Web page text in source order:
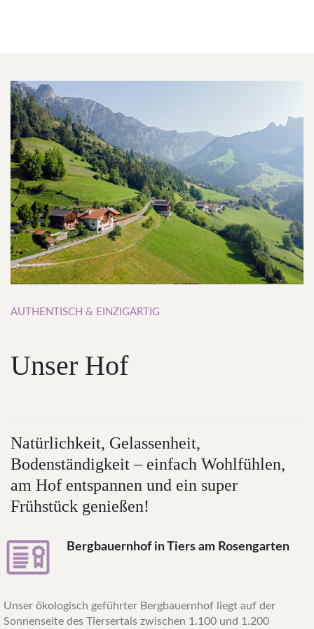
AUTHENTISCH & EINZIGARTIG
Unser Hof
Natürlichkeit, Gelassenheit,
Bodenständigkeit – einfach Wohlfühlen,
am Hof entspannen und ein super
Frühstück genießen!
Bergbauernhof in Tiers am Rosengarten
Unser ökologisch geführter Bergbauernhof liegt auf der
Sonnenseite des Tiersertals zwischen 1.100 und 1.200